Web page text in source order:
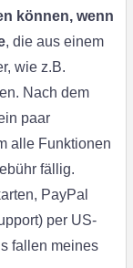
können, wenn
, die aus einem
wie z.B.
Nach dem
paar
alle Funktionen
fällig.
PayPal
per US-
fallen meines